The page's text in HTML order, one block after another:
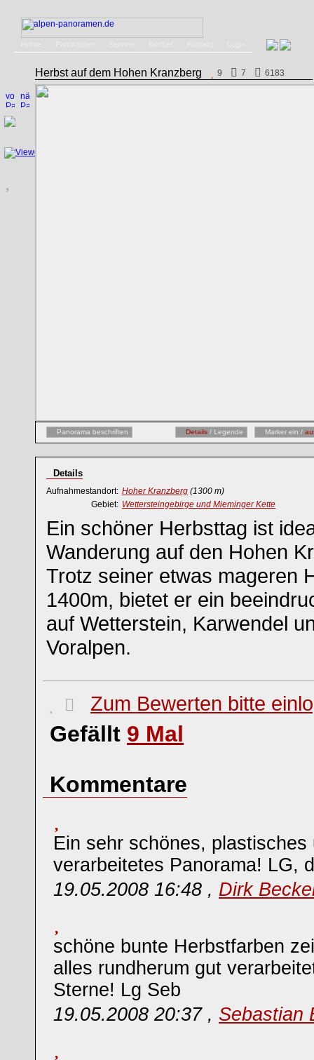
Herbst auf dem Hohen Kranzberg 9 7 6183
Panorama beschriften Details / Legende Marker ein /
Details
Aufnahmestandort: Hoher Kranzberg (1300 m)
Gebiet: Wettersteingebirge und Mieminger Kette
Ein schöner Herbsttag ist
Wanderung auf den Hohen
Trotz seiner etwas mageren
1400m, bietet er ein
auf Wetterstein, Karwendel
Voralpen.
Zum Bewerten bitte
Gefällt 9 Mal
Kommentare
Ein sehr schönes, plastisches
verarbeitetes Panorama! LG,
19.05.2008 16:48 , Dirk
schöne bunte Herbstfarben
alles rundherum gut
Sterne! Lg Seb
19.05.2008 20:37 , Sebastian